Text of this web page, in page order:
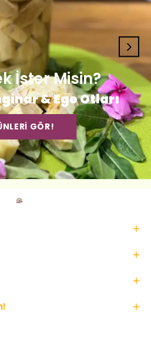
İster Misin?
& Ege Otları
GÖR!